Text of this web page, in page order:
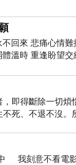
，族磕紛
傳一上 ，
族見句樑
建的人物這
奠草巍化
祭便只詩分
單放，節先
也犧紅不衣
來至上
不回來 悲痛心情
體溫時 重逢盼望
別離 他日靈魂再
即得斷除一切煩
死、不退不沒。
我刻意不看電